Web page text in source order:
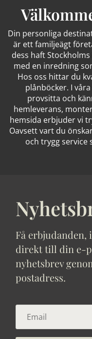
Din personliga
är ett familjeägt
dess haft
med en inredning
Hos oss hittar du
plånböcker. I
provsitta och
hemleverans,
hemsida erbjuder vi
Oavsett vart du
och trygg service
Få
direkt till din e-
nyhetsbrev
postadress.